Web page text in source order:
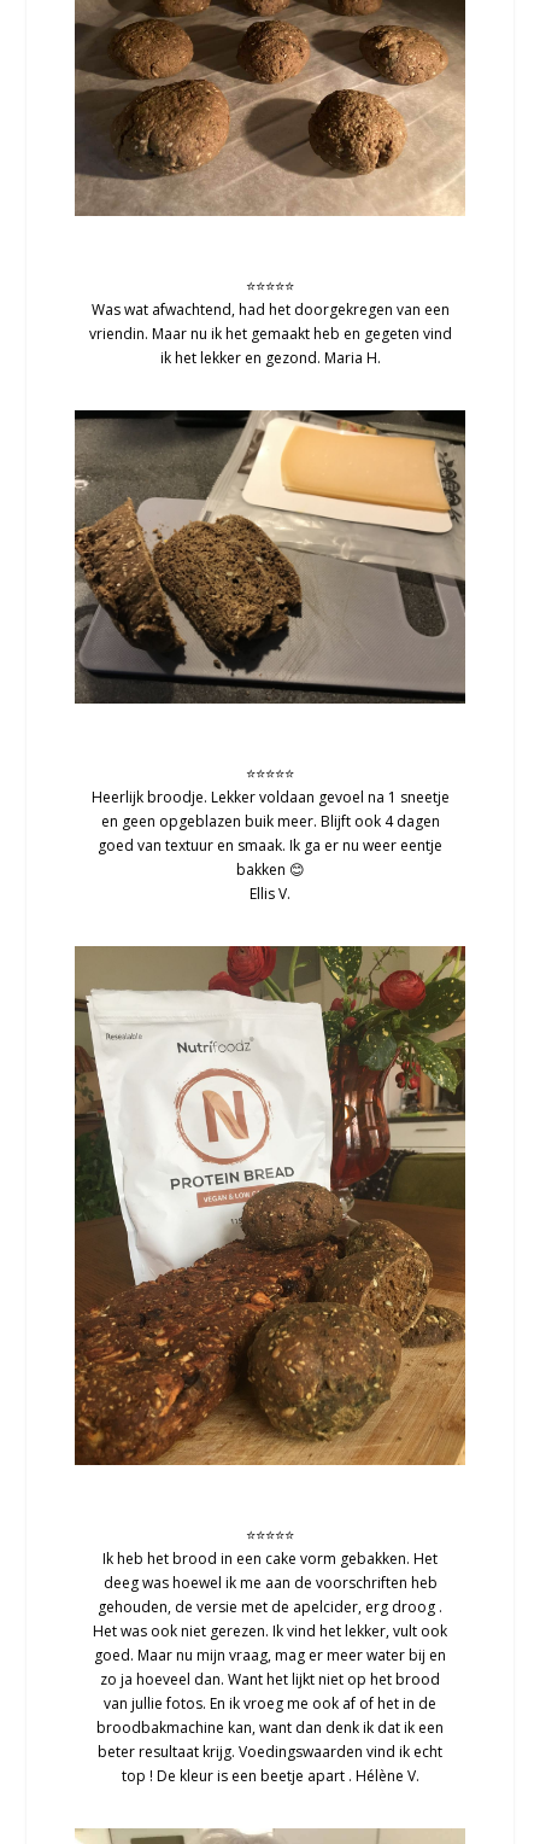
⭐⭐⭐⭐⭐
Was wat afwachtend, had het doorgekregen van een
vriendin. Maar nu ik het gemaakt heb en gegeten vind
ik het lekker en gezond. Maria H.
⭐⭐⭐⭐⭐
Heerlijk broodje. Lekker voldaan gevoel na 1 sneetje
en geen opgeblazen buik meer. Blijft ook 4 dagen
goed van textuur en smaak. Ik ga er nu weer eentje
bakken 😊
Ellis V.
⭐⭐⭐⭐⭐
Ik heb het brood in een cake vorm gebakken. Het
deeg was hoewel ik me aan de voorschriften heb
gehouden, de versie met de apelcider, erg droog .
Het was ook niet gerezen. Ik vind het lekker, vult ook
goed. Maar nu mijn vraag, mag er meer water bij en
zo ja hoeveel dan. Want het lijkt niet op het brood
van jullie fotos. En ik vroeg me ook af of het in de
broodbakmachine kan, want dan denk ik dat ik een
beter resultaat krijg. Voedingswaarden vind ik echt
top ! De kleur is een beetje apart . Hélène V.